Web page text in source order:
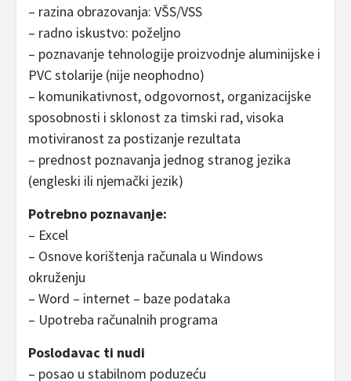
– razina obrazovanja: VŠS/VSS
– radno iskustvo: poželjno
– poznavanje tehnologije proizvodnje aluminijske i
PVC stolarije (nije neophodno)
– komunikativnost, odgovornost, organizacijske
sposobnosti i sklonost za timski rad, visoka
motiviranost za postizanje rezultata
– prednost poznavanja jednog stranog jezika
(engleski ili njemački jezik)
Potrebno poznavanje:
– Excel
– Osnove korištenja računala u Windows
okruženju
– Word – internet – baze podataka
– Upotreba računalnih programa
Poslodavac ti nudi
– posao u stabilnom poduzeću